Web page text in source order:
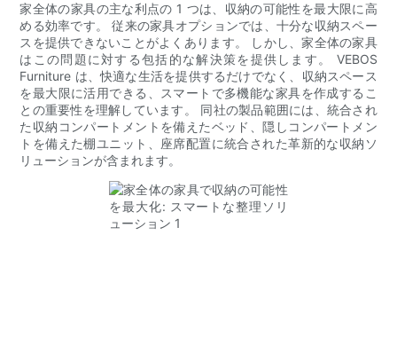
家全体の家具の主な利点の 1 つは、収納の可能性を最大限に高
める効率です。 従来の家具オプションでは、十分な収納スペー
スを提供できないことがよくあります。 しかし、家全体の家具
はこの問題に対する包括的な解決策を提供します。 VEBOS
Furniture は、快適な生活を提供するだけでなく、収納スペース
を最大限に活用できる、スマートで多機能な家具を作成するこ
との重要性を理解しています。 同社の製品範囲には、統合され
た収納コンパートメントを備えたベッド、隠しコンパートメン
トを備えた棚ユニット、座席配置に統合された革新的な収納ソ
リューションが含まれます。